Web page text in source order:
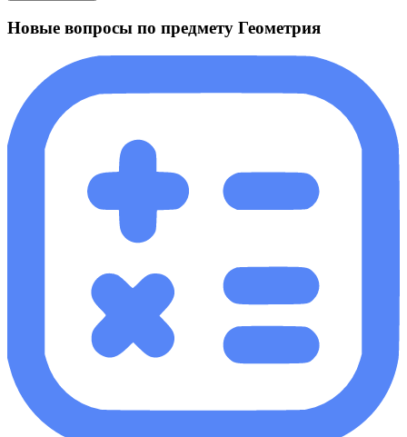
Новые вопросы по предмету Геометрия